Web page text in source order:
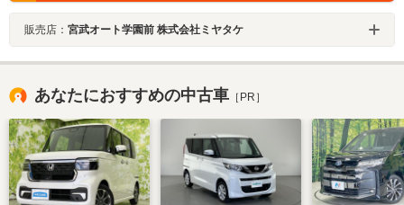
販売店： 宮武オート学園前 株式会社ミヤタケ
あなたにおすすめの中古車 ［PR］